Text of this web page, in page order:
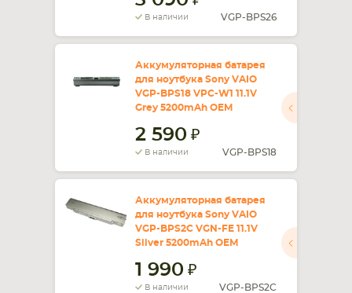
В наличии VGP-BPS26
Аккумуляторная батарея
для ноутбука Sony VAIO
VGP-BPS18 VPC-W1 11.1V
Grey 5200mAh OEM
2 590
В наличии VGP-BPS18
Аккумуляторная батарея
для ноутбука Sony VAIO
VGP-BPS2C VGN-FE 11.1V
Silver 5200mAh OEM
1 990
В наличии VGP-BPS2C